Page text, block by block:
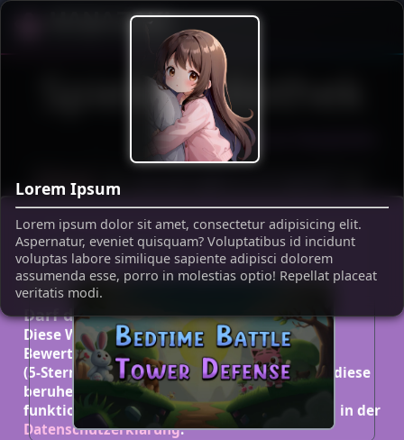
Die Welt von Lina
Spielebibliothek
TIER-SPIELE
Zurück zur Hauptseite
Lorem Ipsum
Lorem ipsum dolor sit amet, consectetur adipisicing elit.
Aspernatur, eveniet quisquam? Voluptatibus id incidunt
voluptas labore similique sapiente adipisci dolorem
assumenda esse, porro in molestias optio! Repellat placeat
veritatis modi.
Ich habe Cookies!
Darf dir Lina Cookies geben?
Diese Website hat an mehreren Stellen
Bewertungssysteme
(5-Sterne-Bewertungen bzw. Like- & Dislike), diese
beruhen auf
funktionalen Cookies. Mehr dazu erfährst du in der
Datenschutzerklärung.